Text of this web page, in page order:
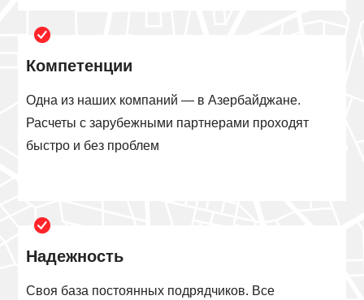
Компетенции
Одна из наших компаний — в Азербайджане.
Расчеты с зарубежными партнерами проходят
быстро и без проблем
Надежность
Своя база постоянных подрядчиков. Все